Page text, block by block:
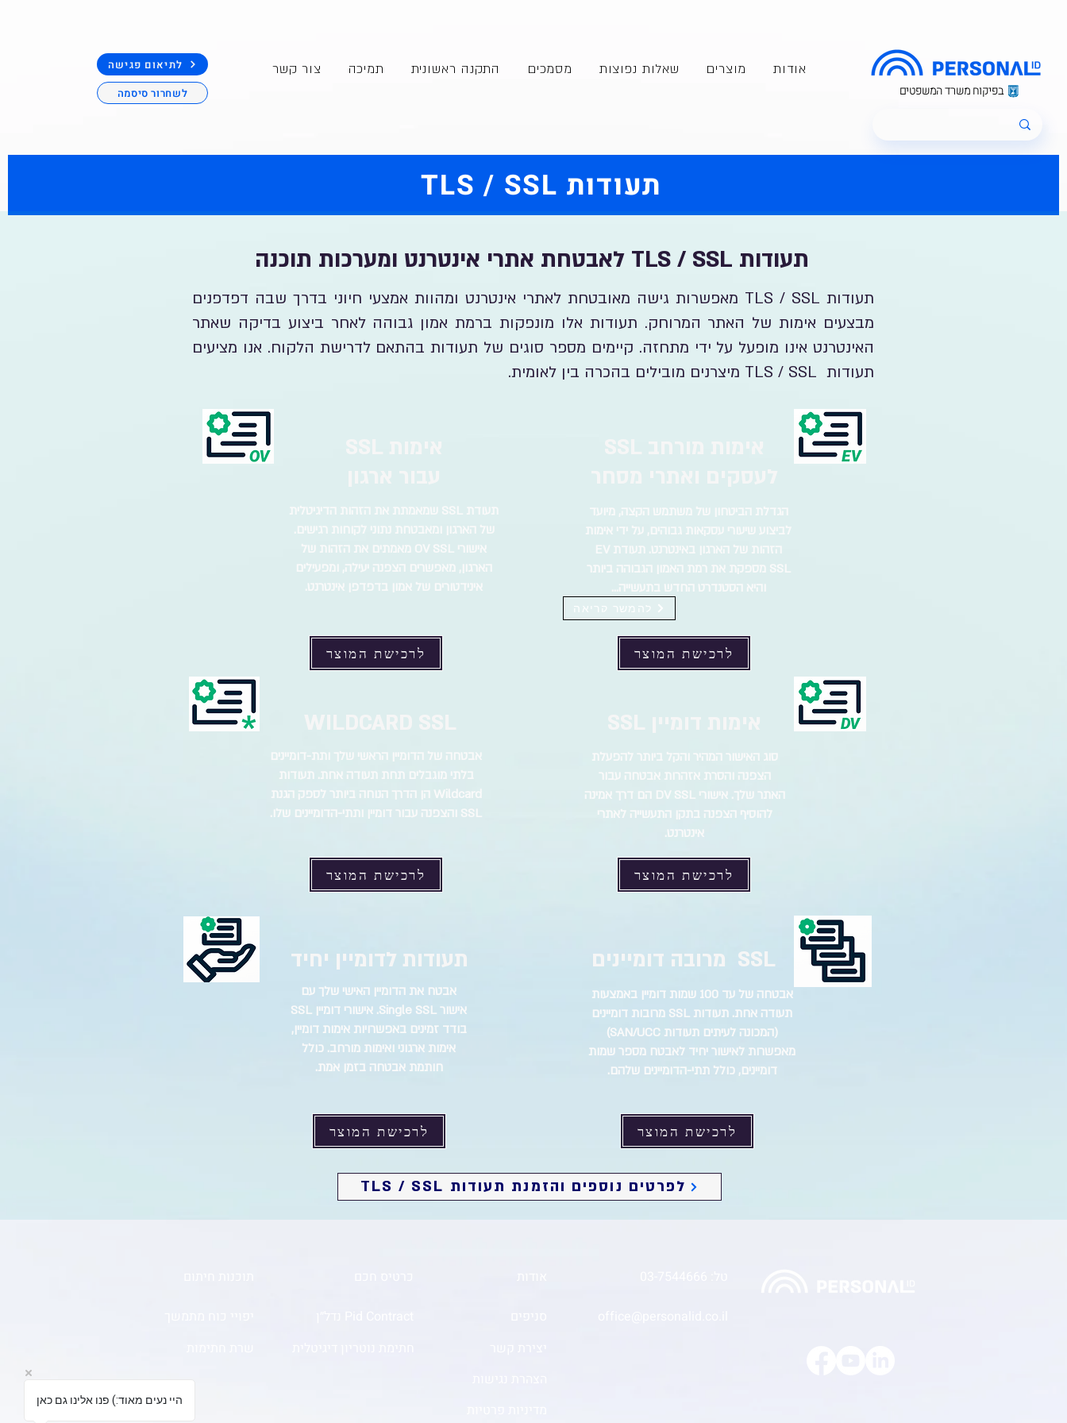
לתיאום פגישה
לשחרור סיסמה
אודות מוצרים שאלות נפוצות מסמכים התקנה ראשונית תמיכה צור קשר
בפיקוח משרד המשפטים
תעודות TLS / SSL
תעודות TLS / SSL לאבטחת אתרי אינטרנט ומערכות תוכנה
תעודת SSL שמאמתת את הזהות הדיגיטלית
של הארגון ומאבטחת נתוני לקוחות רגישים.
אישורי OV SSL מאמתים את הזהות של
הארגון, מאפשרים הצפנה יעילה, ומפעילים
אינידטורים של אמון בדפדפן אינטרנט.
לרכישת המוצר
הגדלת הביטחון של משתמש הקצה, מיועד
לביצוע שיעורי עסקאות גבוהים, על ידי אימות
הזהות של הארגון באינטרנט. תעודת EV
SSL מספקת את רמת האמון הגבוהה ביותר
והיא הסטנדרט החדש בתעשייה...
להמשך קריאה
לרכישת המוצר
WILDCARD SSL
אבטחה של הדומיין הראשי שלך ותת-דומיינים
בלתי מוגבלים תחת תעודה אחת. תעודות
Wildcard הן הדרך הנוחה ביותר לספק הגנת
SSL והצפנה עבור דומיין ותתי-הדומיינים שלו.
לרכישת המוצר
אימות דומיין SSL
סוג האישור המהיר והקל ביותר להפעלת
הצפנה והסרת אזהרות אבטחה עבור
האתר שלך. אישורי DV SSL הם דרך אמינה
להוסיף הצפנה בתקן התעשייה לאתרי
אינטרנט.
לרכישת המוצר
תעודות לדומיין יחיד
אבטח את הדומיין האישי שלך עם
אישור Single SSL. אישורי דומיין SSL
בודד זמינים באפשרויות אימות דומיין,
אימות ארגוני ואימות מורחב. כולל
חותמת אבטחה בזמן אמת.
לרכישת המוצר
SSL מרובה דומיינים
אבטחה של עד 100 שמות דומיין באמצעות
תעודה אחת. תעודות SSL מרובות דומיינים
(המכונה לעיתים תעודות SAN/UCC)
מאפשרות לאישור יחיד לאבטח מספר שמות
דומיינים, כולל תתי-הדומיינים שלהם.
לרכישת המוצר
לפרטים נוספים והזמנת תעודות TLS / SSL
תעודות TLS / SSL מאפשרות גישה מאובטחת לאתרי אינטרנט ומהוות אמצעי חיוני בדרך שבה דפדפנים
מבצעים אימות של האתר המרוחק. תעודות אלו מונפקות ברמת אמון גבוהה לאחר ביצוע בדיקה שאתר
האינטרנט אינו מופעל על ידי מתחזה. קיימים מספר סוגים של תעודות בהתאם לדרישת הלקוח. אנו מציעים
תעודות TLS / SSL מיצרנים מובילים בהכרה בין לאומית.
היי נעים מאוד:) פנו אלינו גם כאן